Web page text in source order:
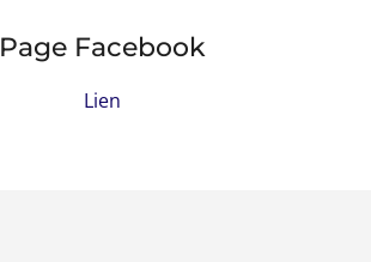
Page Facebook
Lien